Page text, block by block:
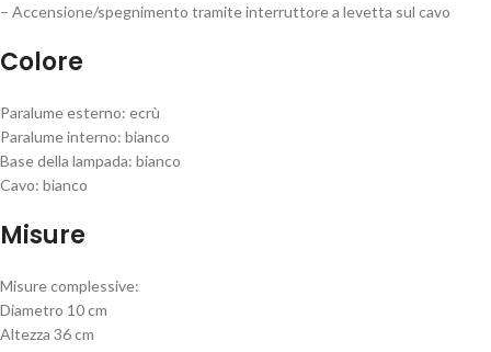
– Accensione/spegnimento tramite interruttore a levetta sul cavo
Colore
Paralume esterno: ecrù
Paralume interno: bianco
Base della lampada: bianco
Cavo: bianco
Misure
Misure complessive:
Diametro 10 cm
Altezza 36 cm